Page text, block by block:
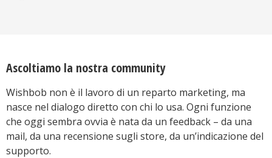
Ascoltiamo la nostra community
Wishbob non è il lavoro di un reparto marketing, ma
nasce nel dialogo diretto con chi lo usa. Ogni funzione
che oggi sembra ovvia è nata da un feedback – da una
mail, da una recensione sugli store, da un’indicazione del
supporto.